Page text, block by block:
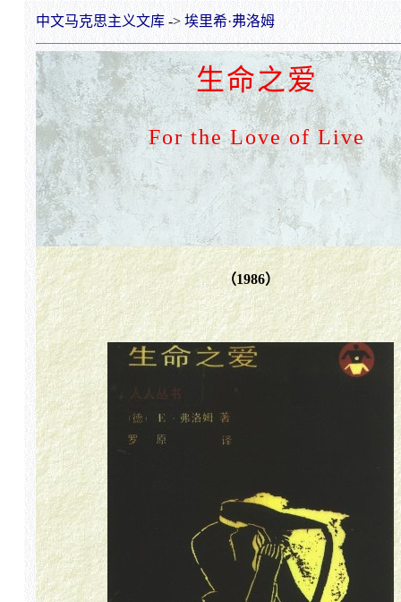
中文马克思主义文库-> 埃里希·弗洛姆
生命之爱
For the Love of Live
（1986）